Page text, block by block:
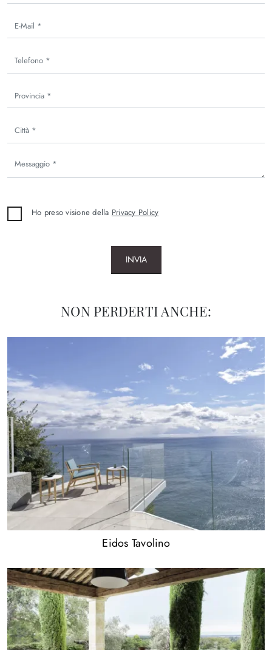
Ho preso visione della Privacy Policy
INVIA
NON PERDERTI ANCHE:
Eidos Tavolino